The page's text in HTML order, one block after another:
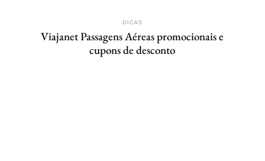
DICAS
Viajanet Passagens Aéreas promocionais e
cupons de desconto